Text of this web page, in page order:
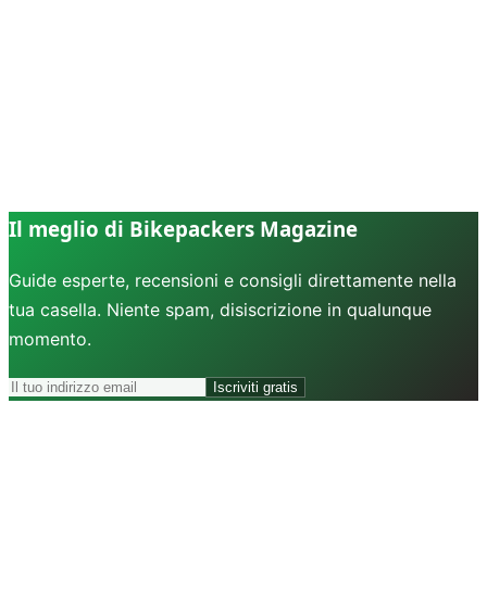
Il meglio di Bikepackers Magazine
Guide esperte, recensioni e consigli direttamente nella
tua casella. Niente spam, disiscrizione in qualunque
momento.
Iscriviti gratis